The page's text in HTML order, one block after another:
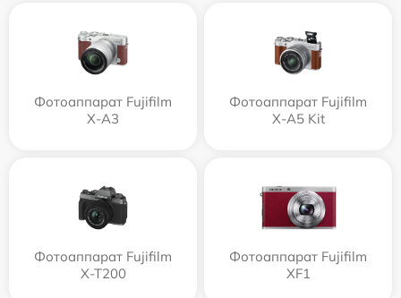
Фотоаппарат Fujifilm
X-A3
Фотоаппарат Fujifilm
X-A5 Kit
Фотоаппарат Fujifilm
X-T200
Фотоаппарат Fujifilm
XF1